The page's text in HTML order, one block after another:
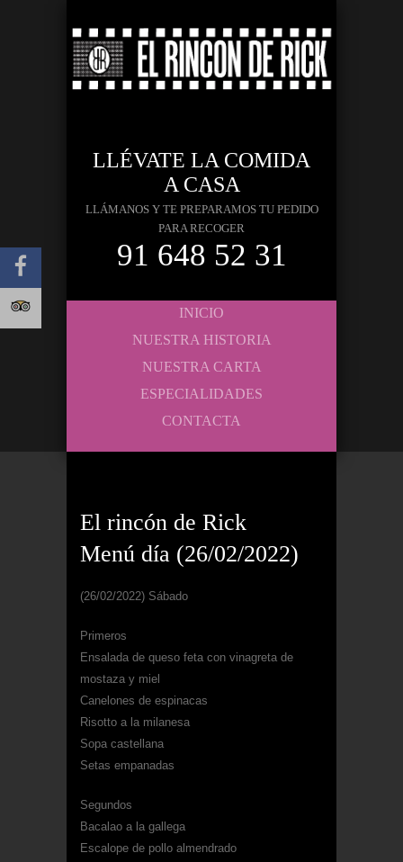
LLÉVATE LA COMIDA
A CASA
LLÁMANOS Y TE PREPARAMOS TU PEDIDO
PARA RECOGER
91 648 52 31
INICIO
NUESTRA HISTORIA
NUESTRA CARTA
ESPECIALIDADES
CONTACTA
El rincón de Rick
Menú día (26/02/2022)
(26/02/2022) Sábado
Primeros
Ensalada de queso feta con vinagreta de
mostaza y miel
Canelones de espinacas
Risotto a la milanesa
Sopa castellana
Setas empanadas
Segundos
Bacalao a la gallega
Escalope de pollo almendrado